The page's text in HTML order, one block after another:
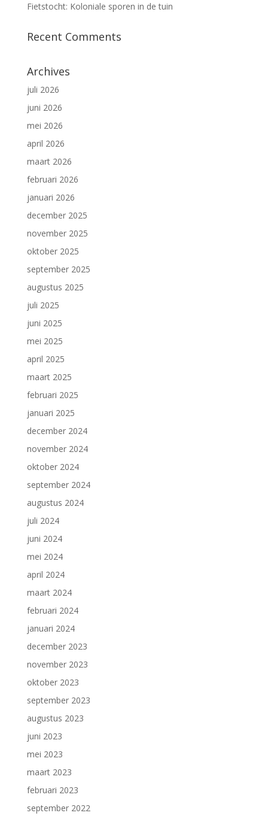
Fietstocht: Koloniale sporen in de tuin
Recent Comments
Archives
juli 2026
juni 2026
mei 2026
april 2026
maart 2026
februari 2026
januari 2026
december 2025
november 2025
oktober 2025
september 2025
augustus 2025
juli 2025
juni 2025
mei 2025
april 2025
maart 2025
februari 2025
januari 2025
december 2024
november 2024
oktober 2024
september 2024
augustus 2024
juli 2024
juni 2024
mei 2024
april 2024
maart 2024
februari 2024
januari 2024
december 2023
november 2023
oktober 2023
september 2023
augustus 2023
juni 2023
mei 2023
maart 2023
februari 2023
september 2022